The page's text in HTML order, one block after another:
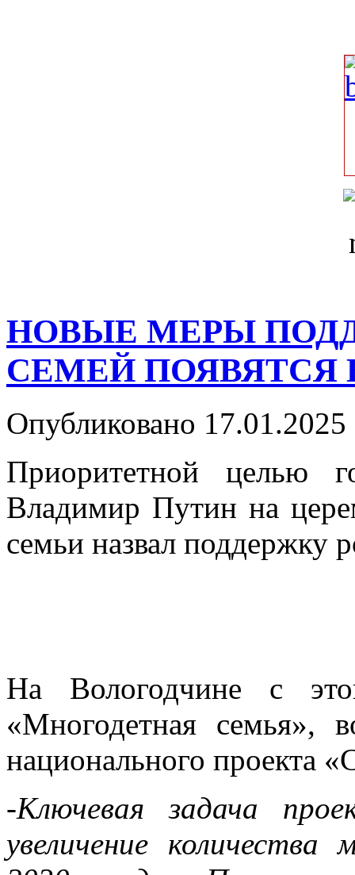
НОВЫЕ МЕРЫ
СЕМЕЙ ПОЯВЯТСЯ
Опубликовано
Приоритетной целью
Владимир Путин на
семьи назвал поддержку
На Вологодчине с
«Многодетная семья»,
национального проекта
-Ключевая задача
увеличение